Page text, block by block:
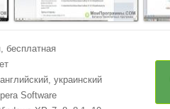
бесплатная
украинский
Software